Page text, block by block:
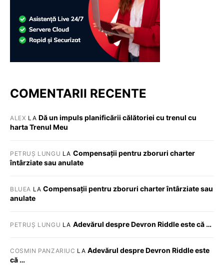
COMENTARII RECENTE
ALEX LA Dă un impuls planificării călătoriei cu trenul cu
harta Trenul Meu
PETRUȘ LUNGU LA Compensații pentru zboruri charter
întârziate sau anulate
BLUEA LACompensații pentru zboruri charter întârziate sau
anulate
PETRUȘ LUNGU LA Adevărul despre Devron Riddle este că …
COSMIN PANZARIUC LA Adevărul despre Devron Riddle este
că …